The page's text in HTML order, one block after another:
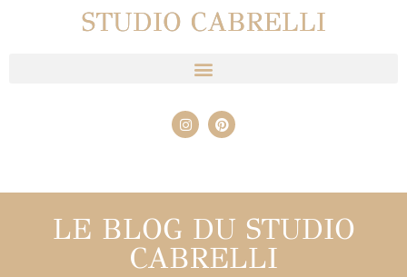
STUDIO CABRELLI
LE BLOG DU STUDIO
CABRELLI